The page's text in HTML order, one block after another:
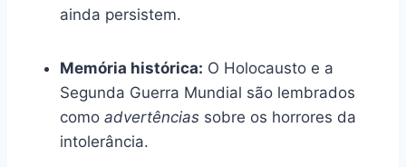
ainda persistem.
Memória histórica: O Holocausto e a
Segunda Guerra Mundial são lembrados
como advertências sobre os horrores da
intolerância.